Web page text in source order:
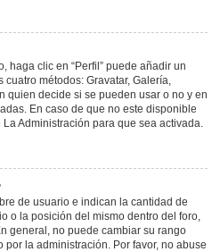
haga clic en “Perfil” puede añadir un
métodos: Gravatar, Galería,
quien decide si se pueden usar o no y en
En caso de que no este disponible
Administración para que sea activada.
de usuario e indican la cantidad de
o la posición del mismo dentro del foro,
general, no puede cambiar su rango
la administración. Por favor, no abuse